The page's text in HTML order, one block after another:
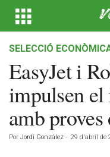
SELECCIÓ
EasyJet i
impulsen
amb
Por Jordi González - 29 d'abril de